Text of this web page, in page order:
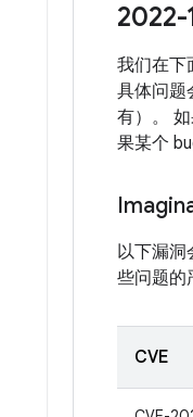
2022-
我们在下
具体问题
有）。
果某个
以下漏洞
些问题的
CVE